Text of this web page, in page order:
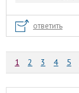
ответить
1 2 3 4 5